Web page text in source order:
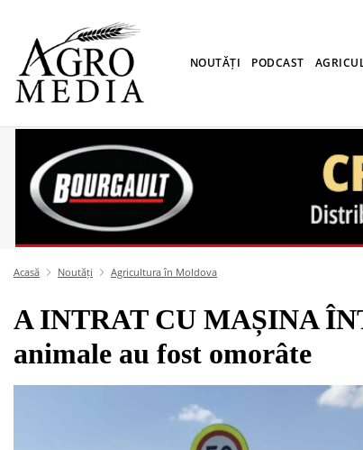
NOUTĂȚI PODCAST
Acasă Noutăți Agricultura în Moldova
A INTRAT CU MAȘINA
animale au fost omorâte